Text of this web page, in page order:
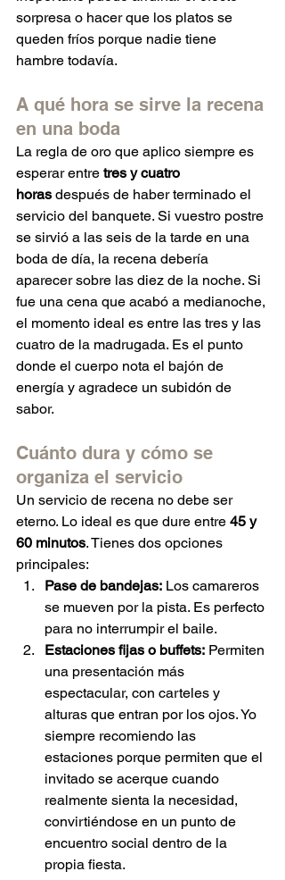
sorpresa o hacer que los platos se
queden fríos porque nadie tiene
hambre todavía.
A qué hora se sirve la recena
en una boda
La regla de oro que aplico siempre es
esperar entre tres y cuatro
horas después de haber terminado el
servicio del banquete. Si vuestro postre
se sirvió a las seis de la tarde en una
boda de día, la recena debería
aparecer sobre las diez de la noche. Si
fue una cena que acabó a medianoche,
el momento ideal es entre las tres y las
cuatro de la madrugada. Es el punto
donde el cuerpo nota el bajón de
energía y agradece un subidón de
sabor.
Cuánto dura y cómo se
organiza el servicio
Un servicio de recena no debe ser
eterno. Lo ideal es que dure entre 45 y
60 minutos. Tienes dos opciones
principales:
Pase de bandejas: Los camareros
se mueven por la pista. Es perfecto
para no interrumpir el baile.
Estaciones fijas o buffets: Permiten
una presentación más
espectacular, con carteles y
alturas que entran por los ojos. Yo
siempre recomiendo las
estaciones porque permiten que el
invitado se acerque cuando
realmente sienta la necesidad,
convirtiéndose en un punto de
encuentro social dentro de la
propia fiesta.